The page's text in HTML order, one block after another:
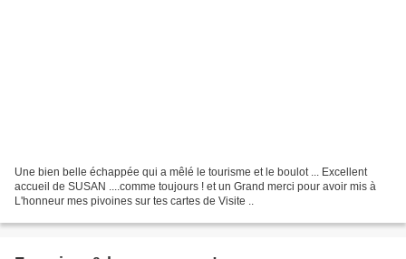
Une bien belle échappée qui a mêlé le tourisme et le boulot ... Excellent
accueil de SUSAN ....comme toujours ! et un Grand merci pour avoir mis à
L'honneur mes pivoines sur tes cartes de Visite ..